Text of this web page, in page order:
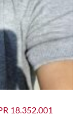
18.352.001